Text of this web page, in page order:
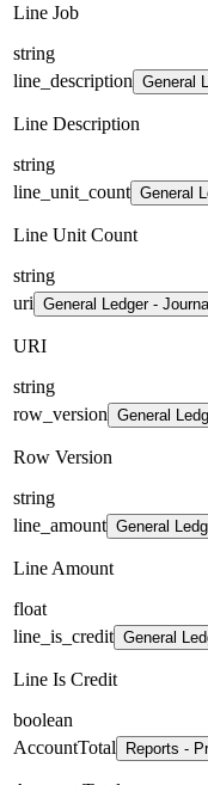
Line Job
string
line_description General
Line Description
string
line_unit_count General
Line Unit Count
string
uri General Ledger -
URI
string
row_version General
Row Version
string
line_amount General
Line Amount
float
line_is_credit General
Line Is Credit
boolean
AccountTotal
Reports -